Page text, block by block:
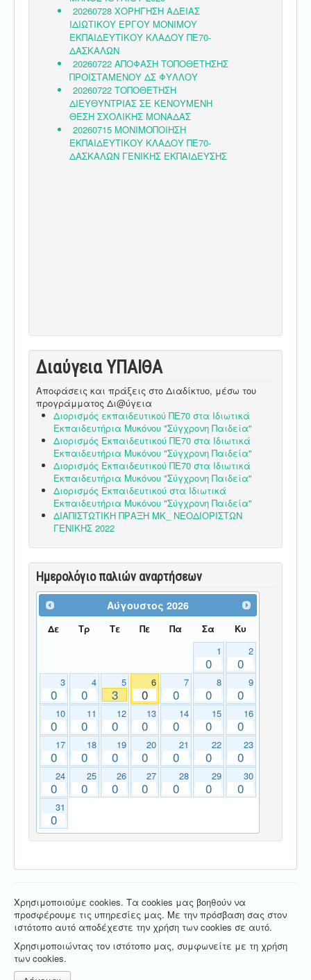
Διαύγεια ΥΠΑΙΘA
Αποφάσεις και πράξεις στο Διαδίκτυο, μέσω του
προγράμματος Δι@ύγεια
Διορισμός εκπαιδευτικού ΠΕ70 στα Ιδιωτικά
Εκπαιδευτήρια Μυκόνου "Σύγχρονη Παιδεία"
Διορισμός Εκπαιδευτικού ΠΕ70 στα Ιδιωτικά
Εκπαιδευτήρια Μυκόνου "Σύγχρονη Παιδεία"
Διορισμός Εκπαιδευτικού ΠΕ70 στα Ιδιωτικά
Εκπαιδευτήρια Μυκόνου "Σύγχρονη Παιδεία"
Διορισμός Εκπαιδευτικού στα Ιδιωτικά
Εκπαιδευτήρια Μυκόνου "Σύγχρονη Παιδεία"
ΔΙΑΠΙΣΤΩΤΙΚΗ ΠΡΑΞΗ ΜΚ_ ΝΕΟΔΙΟΡΙΣΤΩΝ
ΓΕΝΙΚΗΣ 2022
Ημερολόγιο παλιών αναρτήσεων
Αύγουστος 2026
Δε Τρ Τε Πε Πα Σα Κυ
1
0
2
0
3
0
4
0
5
3
6
0
7
0
8
0
9
0
10
0
11
0
12
0
13
0
14
0
15
0
16
0
17
0
18
0
19
0
20
0
21
0
22
0
23
0
24
0
25
0
26
0
27
0
28
0
29
0
30
0
31
0
Χρησιμοποιούμε cookies. Τα cookies μας βοηθούν να
προσφέρουμε τις υπηρεσίες μας. Με την πρόσβαση σας στον
ιστότοπο αυτό αποδέχεστε την χρήση των cookies σε αυτό.
Χρησιμοποιώντας τον ιστότοπο μας, συμφωνείτε με τη χρήση
των cookies.